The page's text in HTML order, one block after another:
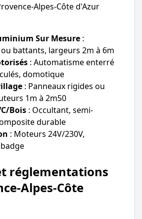
Alpes-Côte d'Azur
Sur Mesure :
battants, largeurs 2m à 6m
: Automatisme enterré
domotique
: Panneaux rigides ou
1m à 2m50
Bois : Occultant, semi-
durable
: Moteurs 24V/230V,
réglementations
Alpes-Côte